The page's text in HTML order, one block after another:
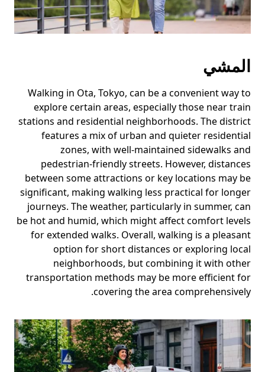
المشي
Walking in Ota, Tokyo, can be a convenient way to
explore certain areas, especially those near train
stations and residential neighborhoods. The district
features a mix of urban and quieter residential
zones, with well-maintained sidewalks and
pedestrian-friendly streets. However, distances
between some attractions or key locations may be
significant, making walking less practical for longer
journeys. The weather, particularly in summer, can
be hot and humid, which might affect comfort levels
for extended walks. Overall, walking is a pleasant
option for short distances or exploring local
neighborhoods, but combining it with other
transportation methods may be more efficient for
covering the area comprehensively.